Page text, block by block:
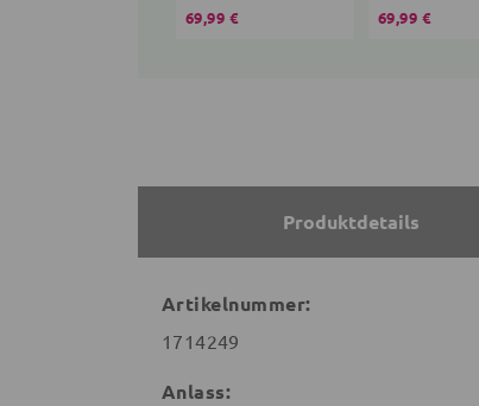
69,99 € 69,99 €
Produktdetails
Artikelnummer:
1714249
Anlass: